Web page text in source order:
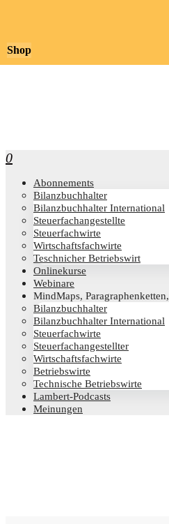
0
Abon­ne­ments
Bilanz­buch­hal­ter
Bilanz­buch­hal­ter International
Steu­er­fach­an­ge­stell­te
Steu­er­fach­wir­te
Wirt­schafts­fach­wir­te
Teschni­cher Betriebswirt
Online­kur­se
Web­i­na­re
Mind­Maps,
Bilanz­buch­hal­ter
Bilanz­buch­hal­ter International
Steu­er­fach­wir­te
Steu­er­fach­an­ge­stell­ter
Wirt­schafts­fach­wir­te
Betriebs­wir­te
Tech­ni­sche Betriebswirte
Lam­­bert-Pod­­casts
Mei­nun­gen
Shop